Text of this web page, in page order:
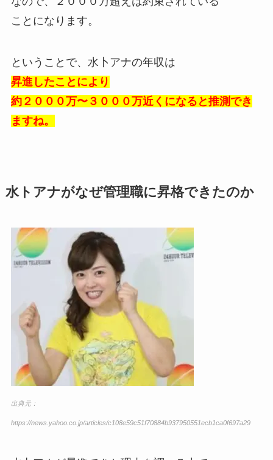
ことになります。
ということで、水卜アナの年収は
昇進したことにより
約２０００万〜３０００万近くになると推測でき
ますね。
水トアナがなぜ管理職に昇格できたのか
出典元：
https://news.yahoo.co.jp/articles/c108e59c51f70884b937950551ecb1ca0f697a29